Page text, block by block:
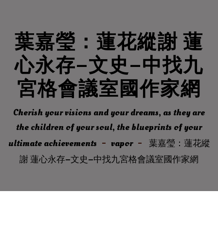
葉嘉瑩：蓮花縱謝 蓮
心永存–文史–中找九
宮格會議室國作家網
Cherish your visions and your dreams, as they are
the children of your soul, the blueprints of your
ultimate achievements
vapor
葉嘉瑩：蓮花縱
謝 蓮心永存–文史–中找九宮格會議室國作家網